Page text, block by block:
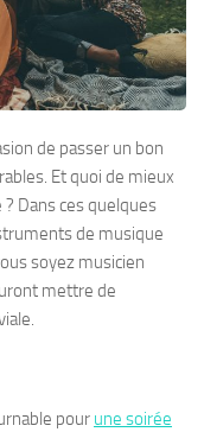
de passer un bon
Et quoi de mieux
Dans ces quelques
de musique
soyez musicien
mettre de
pour une soirée